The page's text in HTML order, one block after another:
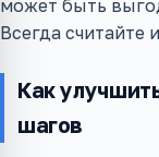
может быть
Всегда считайте
Как
шагов